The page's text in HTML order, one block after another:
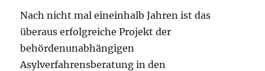
Nach nicht mal eineinhalb Jahren ist das
überaus erfolgreiche Projekt der
behördenunabhängigen
Asylverfahrensberatung in den